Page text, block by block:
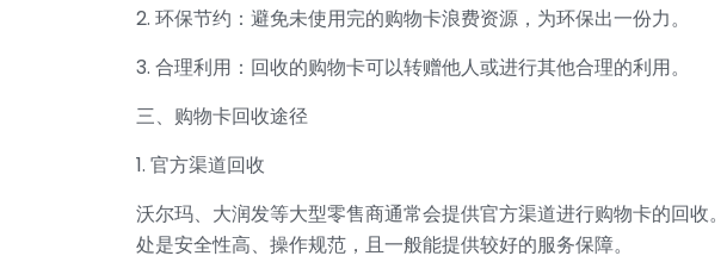
2. 环保节约：避免未使用完的购物卡浪费资源，为环保出一份力。
3. 合理利用：回收的购物卡可以转赠他人或进行其他合理的利用。
三、购物卡回收途径
1. 官方渠道回收
沃尔玛、大润发等大型零售商通常会提供官方渠道进行购物卡的回
处是安全性高、操作规范，且一般能提供较好的服务保障。